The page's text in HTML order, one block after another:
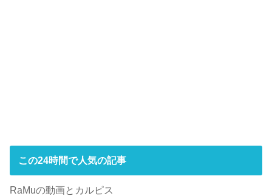
この24時間で人気の記事
RaMuの動画とカルピス